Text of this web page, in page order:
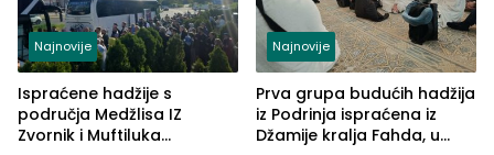
Najnovije
Ispraćene hadžije s
područja Medžlisa IZ
Zvornik i Muftiluka
Najnovije
Prva grupa budućih hadžija
iz Podrinja ispraćena iz
Džamije kralja Fahda, u